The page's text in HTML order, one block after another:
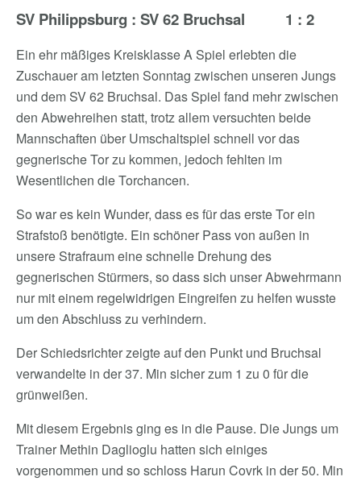
SV Philippsburg : SV 62 Bruchsal 1 : 2
Ein ehr mäßiges Kreisklasse A Spiel erlebten die
Zuschauer am letzten Sonntag zwischen unseren Jungs
und dem SV 62 Bruchsal. Das Spiel fand mehr zwischen
den Abwehreihen statt, trotz allem versuchten beide
Mannschaften über Umschaltspiel schnell vor das
gegnerische Tor zu kommen, jedoch fehlten im
Wesentlichen die Torchancen.
So war es kein Wunder, dass es für das erste Tor ein
Strafstoß benötigte. Ein schöner Pass von außen in
unsere Strafraum eine schnelle Drehung des
gegnerischen Stürmers, so dass sich unser Abwehrmann
nur mit einem regelwidrigen Eingreifen zu helfen wusste
um den Abschluss zu verhindern.
Der Schiedsrichter zeigte auf den Punkt und Bruchsal
verwandelte in der 37. Min sicher zum 1 zu 0 für die
grünweißen.
Mit diesem Ergebnis ging es in die Pause. Die Jungs um
Trainer Methin Daglioglu hatten sich einiges
vorgenommen und so schloss Harun Covrk in der 50. Min